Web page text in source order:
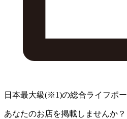
日本最大級(※1)の総合ライフポ
あなたのお店を掲載しませんか？